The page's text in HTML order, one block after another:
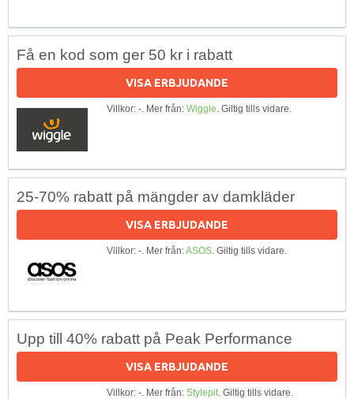
Få en kod som ger 50 kr i rabatt
VISA ERBJUDANDE
Villkor: -. Mer från: Wiggle. Giltig tills vidare.
25-70% rabatt på mängder av damkläder
VISA ERBJUDANDE
Villkor: -. Mer från:ASOS. Giltig tills vidare.
Upp till 40% rabatt på Peak Performance
VISA ERBJUDANDE
Villkor: -. Mer från: Stylepit. Giltig tills vidare.